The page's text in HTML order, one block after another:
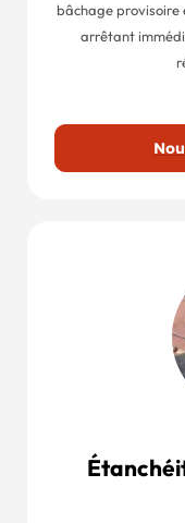
bâchage provisoire
arrêtant